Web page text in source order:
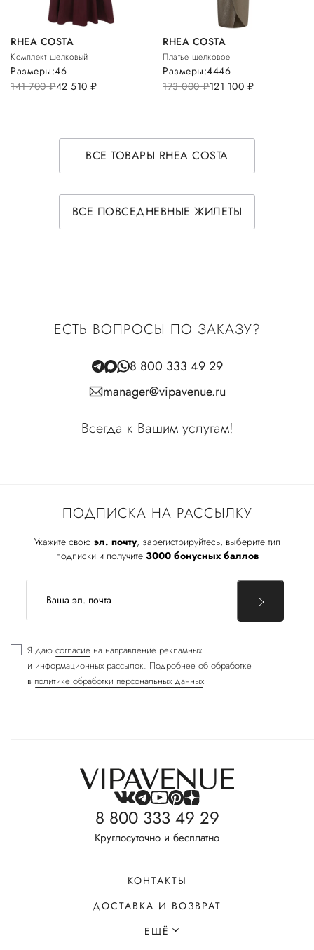
RHEA COSTA
Комплект шелковый
141 700руб.42 510 руб.
Размеры:46
RHEA COSTA
Платье шелковое
173 000руб.121 100 руб.
Размеры:4446
ВСЕ ТОВАРЫ RHEA COSTA
ВСЕ ПОВСЕДНЕВНЫЕ ЖИЛЕТЫ
ПОДПИСКА НА РАССЫЛКУ
Укажите свою эл. почту, зарегистрируйтесь, выберите тип
подписки и получите 3000 бонусных баллов
Я даю согласие на направление рекламных
и информационных рассылок. Подробнее об обработке
в политике обработки персональных данных
ЕСТЬ ВОПРОСЫ ПО ЗАКАЗУ?
8 800 333 49 29
manager@vipavenue.ru
Всегда к Вашим услугам!
8 800 333 49 29
Круглосуточно и бесплатно
КОНТАКТЫ
ДОСТАВКА И ВОЗВРАТ
ЕЩЁ